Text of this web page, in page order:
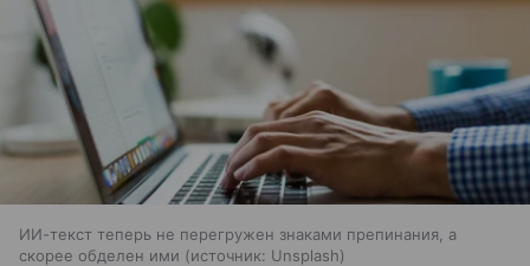
ИИ-текст теперь не перегружен знаками препинания, а
скорее обделен ими
источник: Unsplash